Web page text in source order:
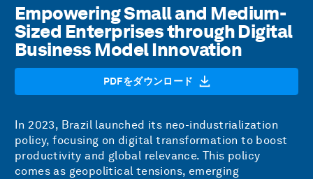
Empowering Small and Medium-
Sized Enterprises through Digital
Business Model Innovation
PDFをダウンロード
In 2023, Brazil launched its neo-industrialization
policy, focusing on digital transformation to boost
productivity and global relevance. This policy
comes as geopolitical tensions, emerging